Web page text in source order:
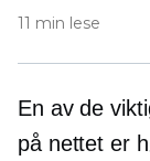
11 min lese
En av de
på nettet er